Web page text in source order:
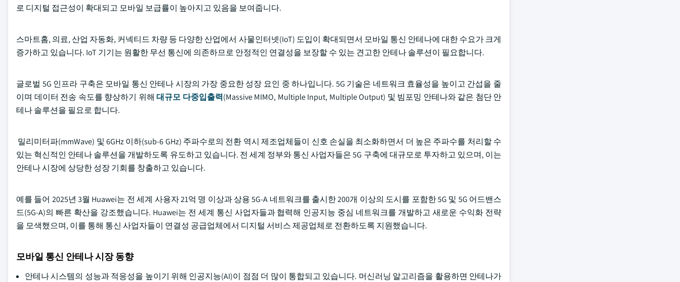
로 디지털 접근성이 확대되고 모바일 보급률이 높아지고 있음을 보여줍니다.
스마트홈, 의료, 산업 자동화, 커넥티드 차량 등 다양한 산업에서 사물인터넷(IoT) 도입이 확대되면서 모바일 통신 안테나에 대한 수요가 크게
증가하고 있습니다. IoT 기기는 원활한 무선 통신에 의존하므로 안정적인 연결성을 보장할 수 있는 견고한 안테나 솔루션이 필요합니다.
글로벌 5G 인프라 구축은 모바일 통신 안테나 시장의 가장 중요한 성장 요인 중 하나입니다. 5G 기술은 네트워크 효율성을 높이고 간섭을 줄
이며 데이터 전송 속도를 향상하기 위해 대규모 다중입출력(Massive MIMO, Multiple Input, Multiple Output) 및 빔포밍 안테나와 같은 첨단 안
테나 솔루션을 필요로 합니다.
밀리미터파(mmWave) 및 6GHz 이하(sub-6 GHz) 주파수로의 전환 역시 제조업체들이 신호 손실을 최소화하면서 더 높은 주파수를 처리할 수
있는 혁신적인 안테나 솔루션을 개발하도록 유도하고 있습니다. 전 세계 정부와 통신 사업자들은 5G 구축에 대규모로 투자하고 있으며, 이는
안테나 시장에 상당한 성장 기회를 창출하고 있습니다.
예를 들어 2025년 3월 Huawei는 전 세계 사용자 21억 명 이상과 상용 5G-A 네트워크를 출시한 200개 이상의 도시를 포함한 5G 및 5G 어드밴스
드(5G-A)의 빠른 확산을 강조했습니다. Huawei는 전 세계 통신 사업자들과 협력해 인공지능 중심 네트워크를 개발하고 새로운 수익화 전략
을 모색했으며, 이를 통해 통신 사업자들이 연결성 공급업체에서 디지털 서비스 제공업체로 전환하도록 지원했습니다.
모바일 통신 안테나 시장 동향
안테나 시스템의 성능과 적응성을 높이기 위해 인공지능(AI)이 점점 더 많이 통합되고 있습니다. 머신러닝 알고리즘을 활용하면 안테나가